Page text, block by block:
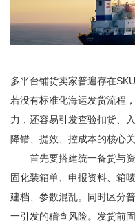
多平台铺货卖家普遍存在
若没有标准化海运发货流程
力，还容易引发查验扣货、
降错、提效、控成本的核心关
首先要搭建统一备货与资
固化装箱单、申报资料、箱
建档、参数混乱。同时区分
一引发的稽查风险。发货前